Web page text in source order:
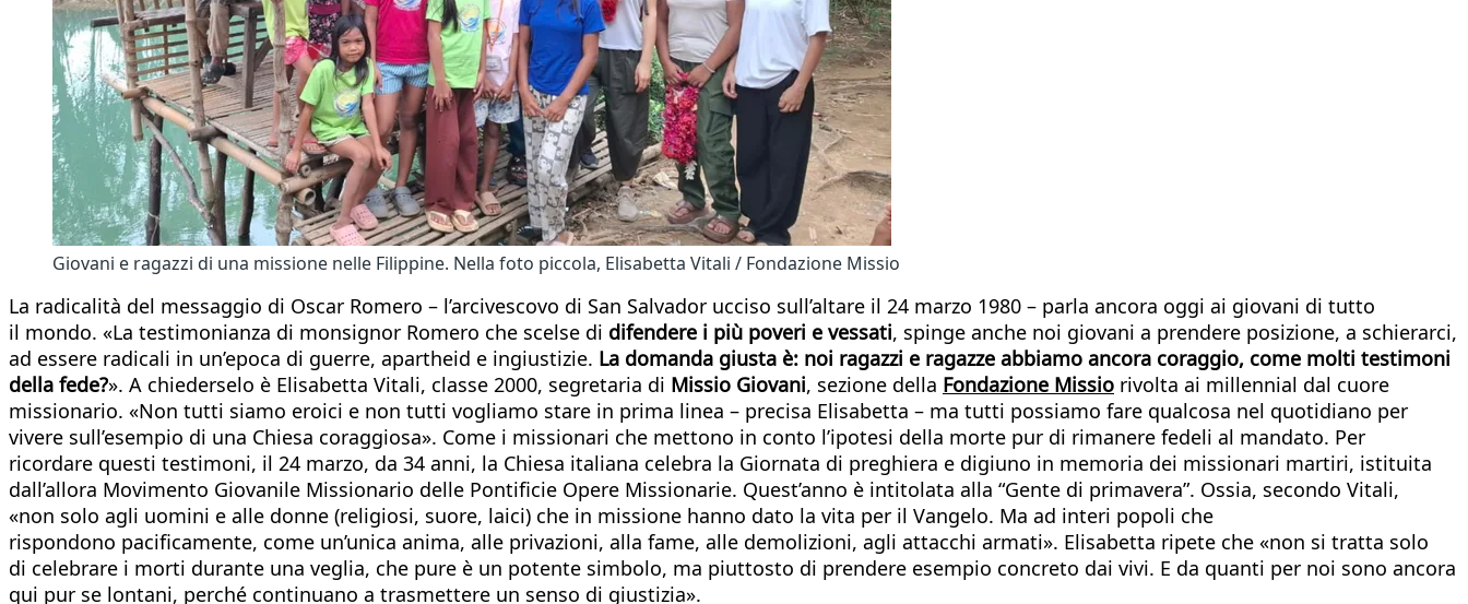
Giovani e ragazzi di una missione nelle Filippine. Nella foto piccola, Elisabetta Vitali / Fondazione Missio
La radicalità del messaggio di Oscar Romero – l’arcivescovo di San Salvador ucciso sull’altare il 24 marzo 1980 – parla ancora oggi ai giovani di tutto
il mondo. «La testimonianza di monsignor Romero che scelse di difendere i più poveri e vessati, spinge anche noi giovani a prendere posizione, a schierarci,
ad essere radicali in un’epoca di guerre, apartheid e ingiustizie. La domanda giusta è: noi ragazzi e ragazze abbiamo ancora coraggio, come molti testimoni
della fede?». A chiederselo è Elisabetta Vitali, classe 2000, segretaria di Missio Giovani, sezione della Fondazione Missio rivolta ai millennial dal cuore
missionario. «Non tutti siamo eroici e non tutti vogliamo stare in prima linea – precisa Elisabetta – ma tutti possiamo fare qualcosa nel quotidiano per
vivere sull’esempio di una Chiesa coraggiosa». Come i missionari che mettono in conto l’ipotesi della morte pur di rimanere fedeli al mandato. Per
ricordare questi testimoni, il 24 marzo, da 34 anni, la Chiesa italiana celebra la Giornata di preghiera e digiuno in memoria dei missionari martiri, istituita
dall’allora Movimento Giovanile Missionario delle Pontificie Opere Missionarie. Quest’anno è intitolata alla “Gente di primavera”. Ossia, secondo Vitali,
«non solo agli uomini e alle donne (religiosi, suore, laici) che in missione hanno dato la vita per il Vangelo. Ma ad interi popoli che
rispondono pacificamente, come un’unica anima, alle privazioni, alla fame, alle demolizioni, agli attacchi armati». Elisabetta ripete che «non si tratta solo
di celebrare i morti durante una veglia, che pure è un potente simbolo, ma piuttosto di prendere esempio concreto dai vivi. E da quanti per noi sono ancora
qui pur se lontani, perché continuano a trasmettere un senso di giustizia».